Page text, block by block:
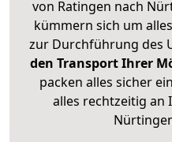
von Ratingen nach
kümmern sich um
zur Durchführung des
den Transport Ihrer
packen alles sicher
alles rechtzeitig an